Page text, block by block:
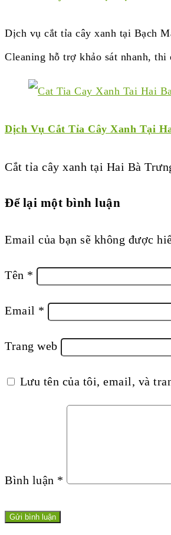
Dịch vụ cắt tỉa cây xanh tại Bạch
Cleaning hỗ trợ khảo sát nhanh,
Dịch Vụ Cắt Tỉa Cây Xanh Tại
Cắt tỉa cây xanh tại Hai Bà
Để lại một bình luận
Email của bạn sẽ không được
Tên *
Email *
Trang web
Lưu tên của tôi, email, và
Bình luận *